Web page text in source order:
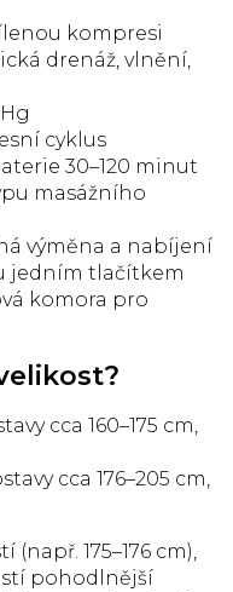
kompresi
drenáž, vlnění,
cyklus
30–120 minut
masážního
výměna a nabíjení
jedním tlačítkem
komora pro
cca 160–175 cm,
cca 176–205 cm,
175–176 cm),
pohodlnější